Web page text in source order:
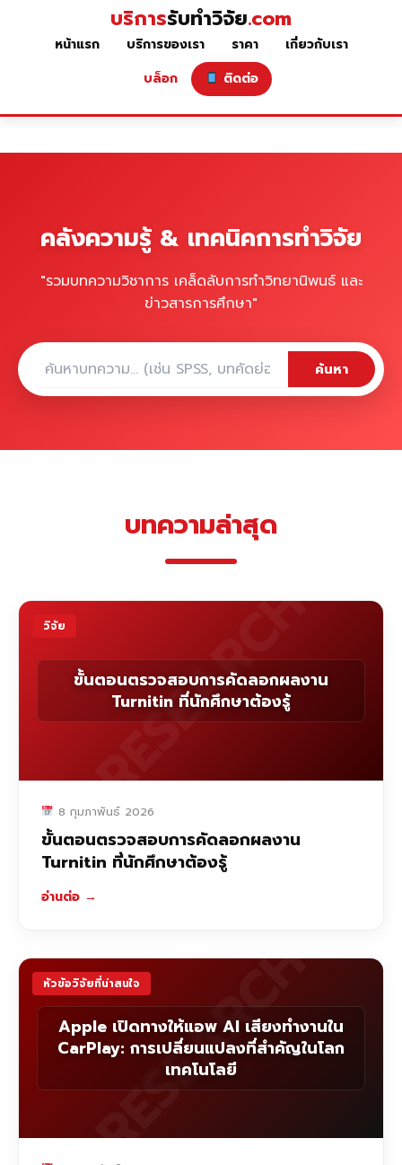
บริการรับทำวิจัย.com
หน้าแรก บริการของเรา ราคา
เกี่ยวกับเรา
บล็อก
ติดต่อ
คลังความรู้ & เทคนิคการทำวิจัย
"รวมบทความวิชาการ เคล็ดลับการทำวิทยานิพนธ์ และ
ข่าวสารการศึกษา"
ค้นหา
บทความล่าสุด
วิจัย
ขั้นตอนตรวจสอบการคัดลอกผลงาน
Turnitin ที่นักศึกษาต้องรู้
RESEARCH
8 กุมภาพันธ์ 2026
ขั้นตอนตรวจสอบการคัดลอกผลงาน
Turnitin ที่นักศึกษาต้องรู้
อ่านต่อ →
หัวข้อวิจัยที่น่าสนใจ
Apple เปิดทางให้แอพ AI เสียงทำงานใน
CarPlay: การเปลี่ยนแปลงที่สำคัญในโลก
เทคโนโลยี
RESEARCH